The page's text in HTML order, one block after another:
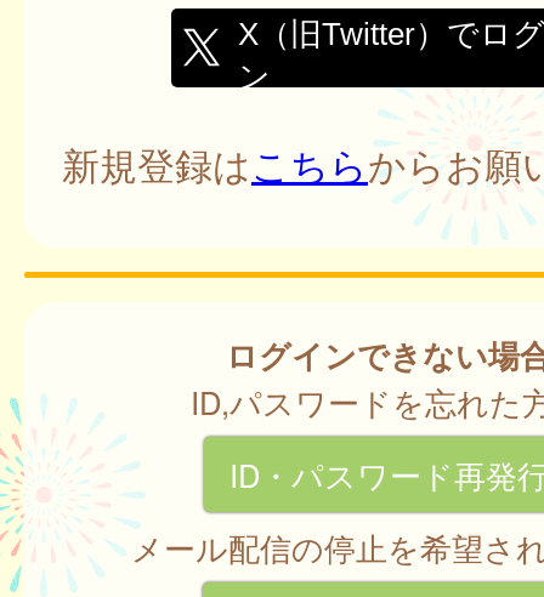
X（旧Twitter）でロ
ン
新規登録はこちらからお願
ログインできない場
ID,パスワードを忘れた
ID・パスワード再発
メール配信の停止を希望さ